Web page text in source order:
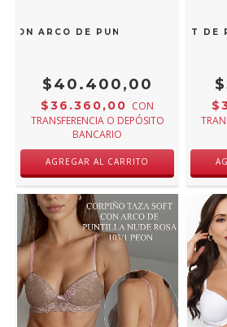
CON ARCO DE PUNTILLA DATILE
$40.400,00
$36.360,00 CON
TRANSFERENCIA O DEPÓSITO
BANCARIO
AGREGAR AL CARRITO
CORPIÑO TRIANGULO SOFT